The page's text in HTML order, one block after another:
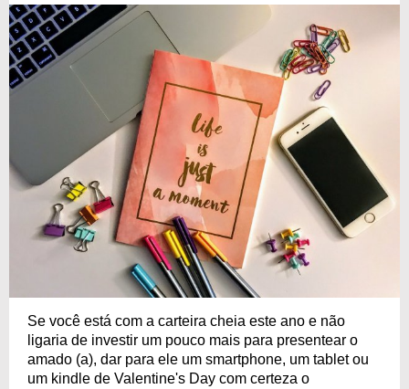
Se você está com a carteira cheia este ano e não
ligaria de investir um pouco mais para presentear o
amado (a), dar para ele um smartphone, um tablet ou
um kindle de Valentine's Day com certeza o